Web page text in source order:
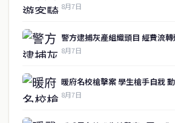
8月7日
警方逮捕灰產組織頭目 經費流
8月7日
暖府名校槍擊案 學生槍手自戕
8月7日
報導泰國當地政治、經濟、華人社群與社會時
供即時、客觀、多元的中文新聞內容。
快速連結
即時
政治
工商